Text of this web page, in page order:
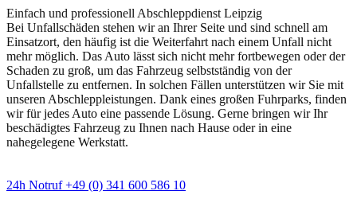
Einfach und professionell Abschleppdienst Leipzig
Bei Unfallschäden stehen wir an Ihrer Seite und sind schnell am
Einsatzort, den häufig ist die Weiterfahrt nach einem Unfall nicht
mehr möglich. Das Auto lässt sich nicht mehr fortbewegen oder der
Schaden zu groß, um das Fahrzeug selbstständig von der
Unfallstelle zu entfernen. In solchen Fällen unterstützen wir Sie mit
unseren Abschleppleistungen. Dank eines großen Fuhrparks, finden
wir für jedes Auto eine passende Lösung. Gerne bringen wir Ihr
beschädigtes Fahrzeug zu Ihnen nach Hause oder in eine
nahegelegene Werkstatt.
24h Notruf +49 (0) 341 600 586 10